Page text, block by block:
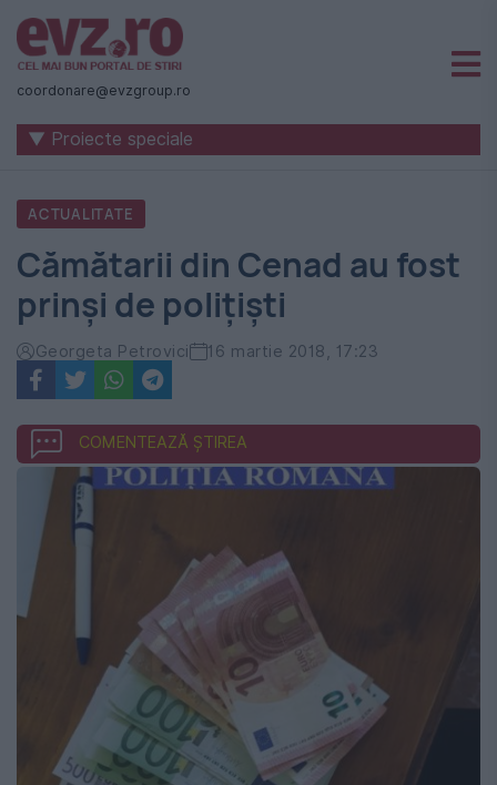
Știri
naționale
internaționale
România
-
Evenimentul
Zilei
coordonare@evzgroup.ro
▼ Proiecte speciale
ACTUALITATE
Cămătarii din Cenad au fost
prinși de polițiști
Georgeta Petrovici 16 martie 2018, 17:23
COMENTEAZĂ ȘTIREA